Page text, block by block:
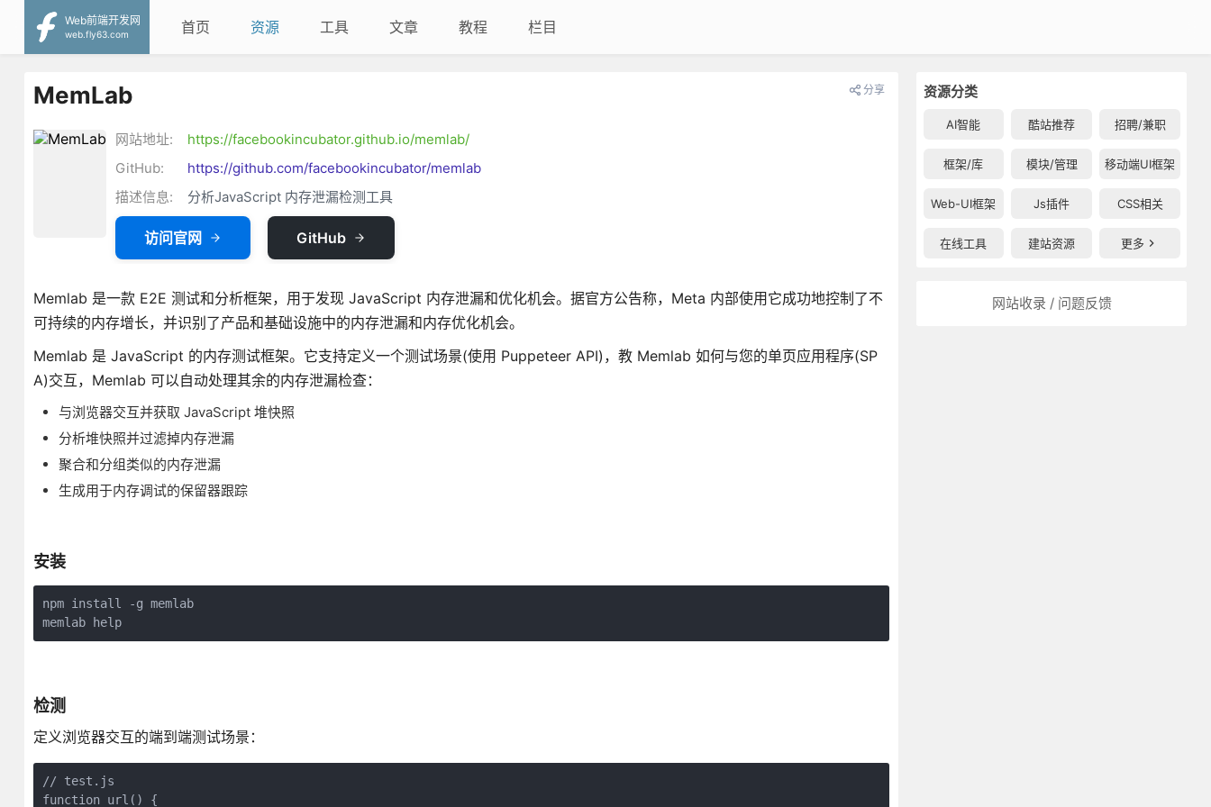
Web前端开发网
web.fly63.com
首页 资源 工具 文章 教程 栏目
资源分类
AI智能 酷站推荐 招聘/兼职
框架/库 模块/管理 移动端UI框架
Web-UI框架 Js插件 CSS相关
在线工具 建站资源 更多
网站收录 / 问题反馈
MemLab 分享
网站地址:
https://facebookincubator.github.io/memlab/
GitHub:
https://github.com/facebookincubator/memlab
描述信息:
分析JavaScript 内存泄漏检测工具
访问官网 GitHub
Memlab 是一款 E2E 测试和分析框架，用于发现 JavaScript 内存泄漏和优化机会。据官方公告称，Meta 内部使用它成功地控制了不
可持续的内存增长，并识别了产品和基础设施中的内存泄漏和内存优化机会。
Memlab 是 JavaScript 的内存测试框架。它支持定义一个测试场景(使用 Puppeteer API)，教 Memlab 如何与您的单页应用程序(SP
A)交互，Memlab 可以自动处理其余的内存泄漏检查：
与浏览器交互并获取 JavaScript 堆快照
分析堆快照并过滤掉内存泄漏
聚合和分组类似的内存泄漏
生成用于内存调试的保留器跟踪
安装
npm install -g memlab
memlab help
检测
定义浏览器交互的端到端测试场景：
// test.js
function url() {